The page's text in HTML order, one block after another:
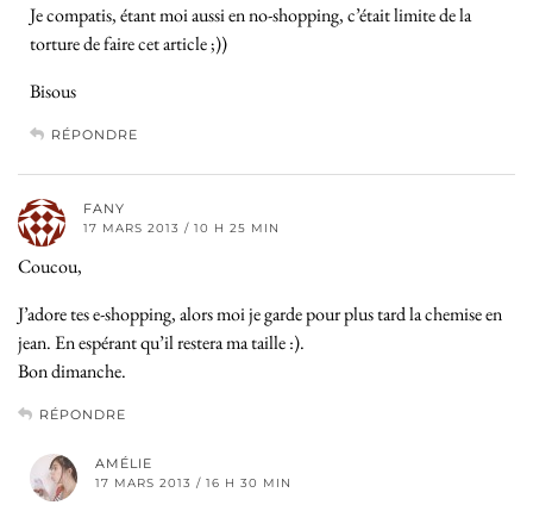
Je compatis, étant moi aussi en no-shopping, c’était limite de la
torture de faire cet article ;))
Bisous
RÉPONDRE
FANY
17 MARS 2013 / 10 H 25 MIN
Coucou,
J’adore tes e-shopping, alors moi je garde pour plus tard la chemise en
jean. En espérant qu’il restera ma taille :).
Bon dimanche.
RÉPONDRE
AMÉLIE
17 MARS 2013 / 16 H 30 MIN